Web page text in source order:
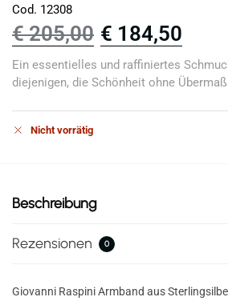
Cod. 12308
€205,00 € 184,50
Ein essentielles und raffiniertes
diejenigen, die Schönheit ohne
Nicht vorrätig
Beschreibung
Rezensionen 0
Giovanni Raspini Armband aus